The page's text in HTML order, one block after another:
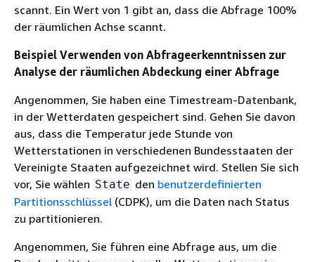
scannt. Ein Wert von 1 gibt an, dass die Abfrage 100%
der räumlichen Achse scannt.
Beispiel Verwenden von Abfrageerkenntnissen zur
Analyse der räumlichen Abdeckung einer Abfrage
Angenommen, Sie haben eine Timestream-Datenbank,
in der Wetterdaten gespeichert sind. Gehen Sie davon
aus, dass die Temperatur jede Stunde von
Wetterstationen in verschiedenen Bundesstaaten der
Vereinigte Staaten aufgezeichnet wird. Stellen Sie sich
vor, Sie wählen State den benutzerdefinierten
Partitionsschlüssel (CDPK), um die Daten nach Status
zu partitionieren.
Angenommen, Sie führen eine Abfrage aus, um die